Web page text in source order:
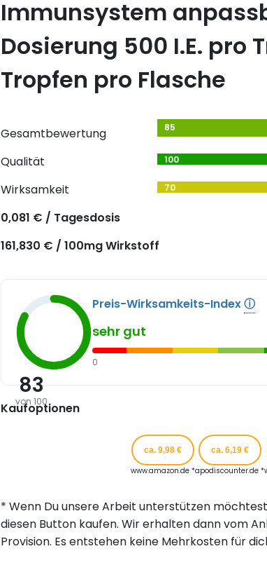
Immunsystem
Dosierung 500 I.E. pro
Tropfen pro Flasche
Gesamtbewertung 85
Qualität 100
Wirksamkeit 70
0,081 € / Tagesdosis
161,830 € / 100mg Wirkstoff
83
von 100
Preis-Wirksamkeits-Indexⓘ
sehr gut
0
Kaufoptionen
ca. 9,98 €
www.amazon.de *
ca. 6,19 €
apodiscounter.de *
* Wenn Du unsere Arbeit unterstützen
diesen Button kaufen. Wir erhalten dann vom
Provision. Es entstehen keine Mehrkosten für